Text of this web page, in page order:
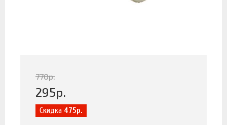
770р.
295р.
Скидка 475р.